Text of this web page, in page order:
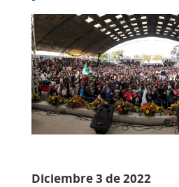
Diciembre 3 de 2022